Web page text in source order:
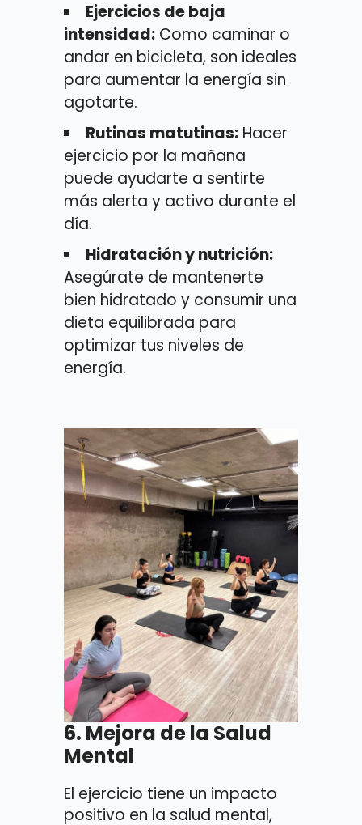
Ejercicios de baja
intensidad: Como caminar o
andar en bicicleta, son ideales
para aumentar la energía sin
agotarte.
Rutinas matutinas: Hacer
ejercicio por la mañana
puede ayudarte a sentirte
más alerta y activo durante el
día.
Hidratación y nutrición:
Asegúrate de mantenerte
bien hidratado y consumir una
dieta equilibrada para
optimizar tus niveles de
energía.
6. Mejora de la Salud
Mental
El ejercicio tiene un impacto
positivo en la salud mental,